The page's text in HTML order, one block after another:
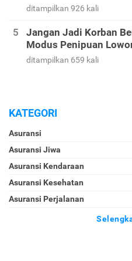
ditampilkan 926 kali
Jangan Jadi Korban
Modus Penipuan
ditampilkan 659 kali
KATEGORI
Asuransi
Asuransi Jiwa
Asuransi Kendaraan
Asuransi Kesehatan
Asuransi Perjalanan